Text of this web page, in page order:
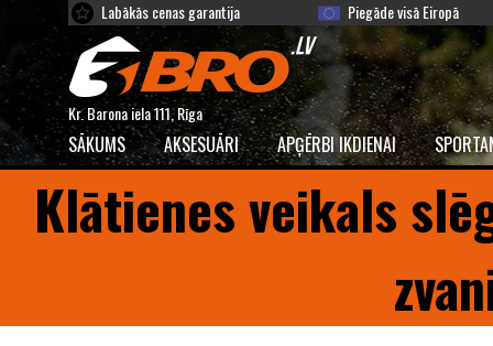
Labākās cenas garantija Piegāde visā Eiropā
Kr. Barona iela 111, Rīga
SĀKUMS AKSESUĀRI APĢĒRBI IKDIENAI
Klātienes veikals